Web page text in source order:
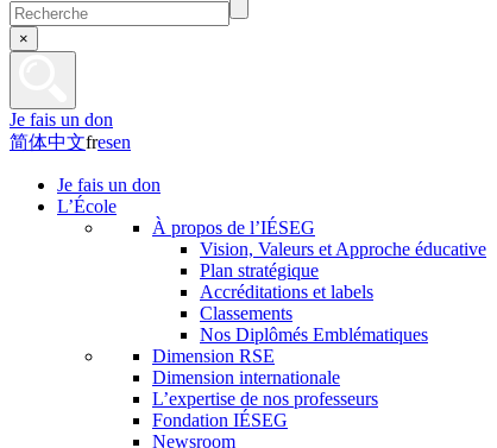
×
Je fais un don
简体中文fresen
Je fais un don
L’École
À propos de l’IÉSEG
Vision, Valeurs et Approche éducative
Plan stratégique
Accréditations et labels
Classements
Nos Diplômés Emblématiques
Dimension RSE
Dimension internationale
L’expertise de nos professeurs
Fondation IÉSEG
Newsroom